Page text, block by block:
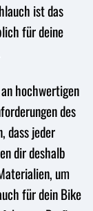
ist das
für deine
hochwertigen
des
dass jeder
dir deshalb
um
für dein Bike